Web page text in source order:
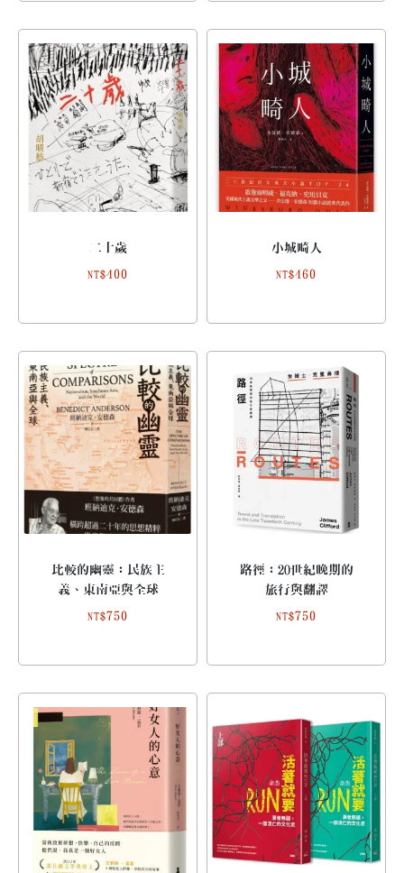
二十歲
NT$400
小城畸人
NT$460
比較的幽靈：民族主
義、東南亞與全球
NT$750
路徑：20世紀晚期的
旅行與翻譯
NT$750